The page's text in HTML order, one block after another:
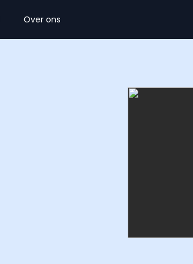
Over ons